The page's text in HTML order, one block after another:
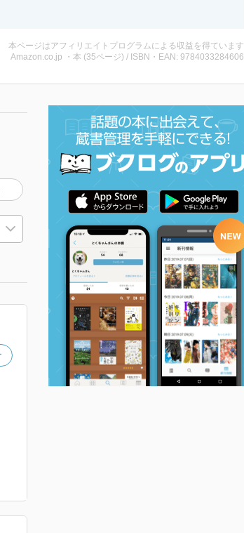
本ページはアフィリエイトプログラムによる収益を得ています
Amazon.co.jp ・本 (35ページ) / ISBN・EAN: 9784033284606